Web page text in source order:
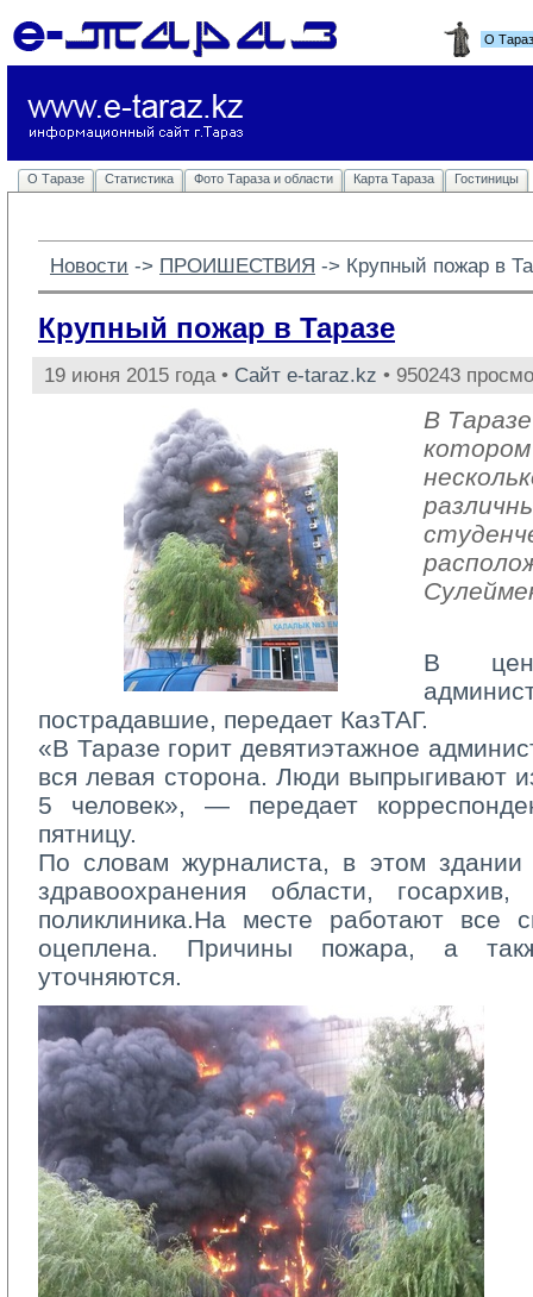
О
О Таразе Статистика Фото Тараза и области Карта Тараза Гостиницы
Новости -> ПРОИШЕСТВИЯ -> Крупный пожар в
Крупный пожар в Таразе
19 июня 2015 года • Сайт e-taraz.kz • 950243
В
В
пострадавшие, передает КазТАГ.
«В Таразе горит девятиэтажное
вся левая сторона. Люди выпрыгивают
5 человек», — передает
пятницу.
По словам журналиста, в этом здании
здравоохранения области,
поликлиника.На месте работают все
оцеплена. Причины пожара, а
уточняются.